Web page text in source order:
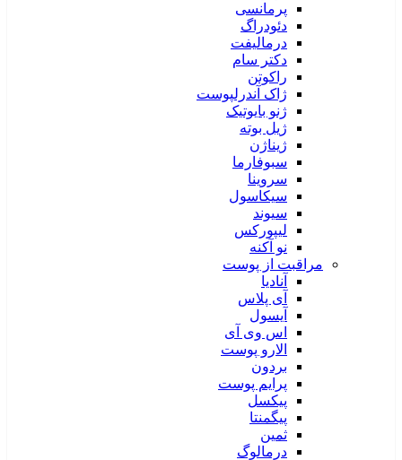
پرمانسی
دئودراگ
درمالیفت
دکتر سام
راکوتن
ژاک آندرلپوست
ژنو بایوتیک
ژیل بوته
ژیناژن
سبوفارما
سروینا
سیکاسول
سیوند
لیپورکس
نو آکنه
مراقبت از پوست
آنادیا
آی پلاس
آیسول
اس وی آی
الارو پوست
بردون
پرایم پوست
پیکسل
پیگمنتا
ثمین
درمالوگ